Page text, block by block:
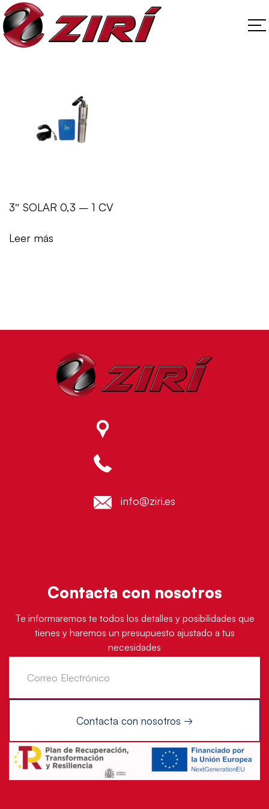
add_action('wp_head', function() { if (is_product()) { echo
'; } });
3″ SOLAR 0,3 – 1 CV
Leer más
info@ziri.es
Contacta con nosotros
Te informaremos te todos los detalles y posibilidades que
tienes y haremos un presupuesto ajustado a tus
necesidades